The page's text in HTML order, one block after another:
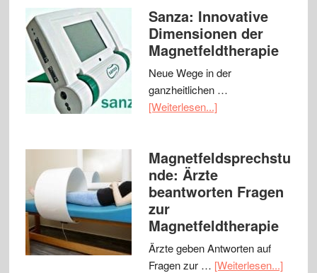
Sanza: Innovative
Dimensionen der
Magnetfeldtherapie
Neue Wege in der
ganzheitlichen …
[Weiterlesen...]
Magnetfeldsprechstu
nde: Ärzte
beantworten Fragen
zur
Magnetfeldtherapie
Ärzte geben Antworten auf
Fragen zur … [Weiterlesen...]